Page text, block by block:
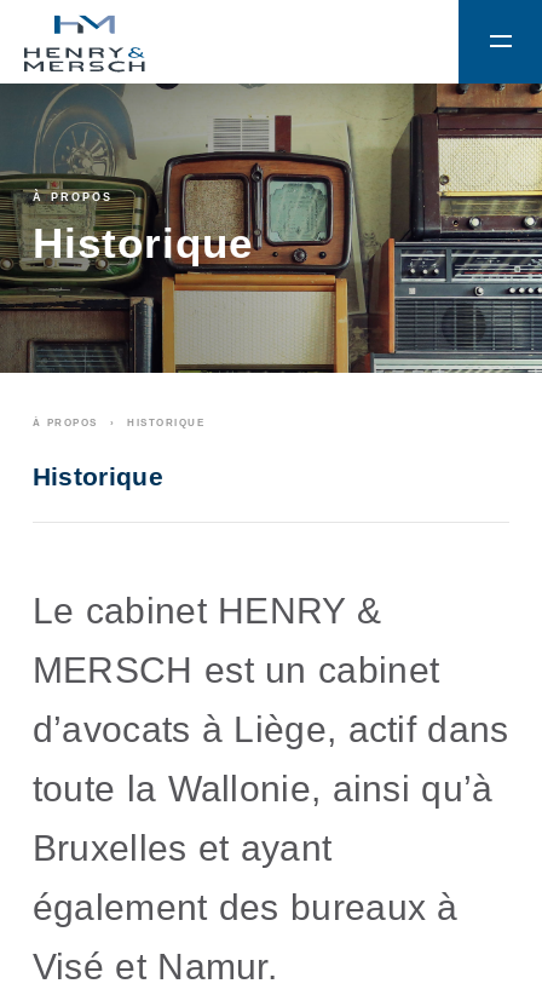
À PROPOS
Historique
À PROPOS HISTORIQUE
Historique
Le cabinet HENRY &
MERSCH est un cabinet
d’avocats à Liège, actif dans
toute la Wallonie, ainsi qu’à
Bruxelles et ayant
également des bureaux à
Visé et Namur.